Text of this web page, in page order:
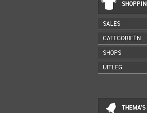
SALES
CATEGORIEËN
SHOPS
UITLEG
THEMA'S